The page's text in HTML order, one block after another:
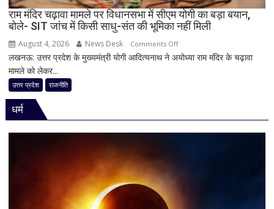
घोषित
राम मंदिर चढ़ावा मामले पर विधानसभा में सीएम योगी का बड़ा बयान,
बोले- SIT जांच में किसी साधु-संत की भूमिका नहीं मिली
August 4, 2026 News Desk Comments Offon
राम
लखनऊ: उत्तर प्रदेश के मुख्यमंत्री योगी आदित्यनाथ ने अयोध्या राम मंदिर के चढ़ावा
मामले को लेकर...
उत्तर प्रदेश राजनीति
धर्म